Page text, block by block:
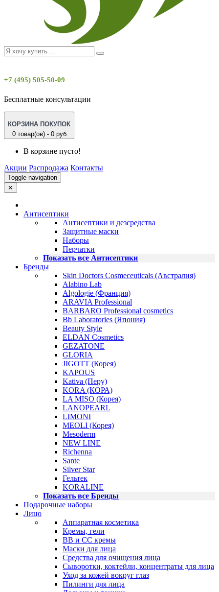
+7 (495) 505-50-09
Бесплатные консультации
КОРЗИНА ПОКУПОК
0 товар(ов) - 0 руб
В корзине пусто!
Акции Распродажа Контакты
Toggle navigation
✕
Антисептики
Антисептики и дезсредства
Защитные маски
Наборы
Перчатки
Показать все Антисептики
Бренды
Skin Doctors Cosmeceuticals (Австралия)
Alabino Lab
Algologie (Франция)
ARAVIA Professional
BARBARO Professional cosmetics
Bb Laboratories (Япония)
Beauty Style
ELDAN Cosmetics
GEZATONE
GLORIA
JIGOTT (Корея)
KAPOUS
Kativa (Перу)
KORA (КОРА)
LA MISO (Корея)
LANOPEARL
LIMONI
MEOLI (Корея)
Mesoderm
NEW LINE
Richenna
Sante
Silver Star
Гельтек
KORALINE
Показать все Бренды
Подарочные наборы
Лицо
Аппаратная косметика
Кремы, гели
BB и CC кремы
Маски для лица
Средства для очищения лица
Сыворотки, коктейли, концентраты для лица
Уход за кожей вокруг глаз
Пилинги для лица